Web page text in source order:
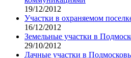
19/12/2012
Участки в охраняемом
16/12/2012
Земельные участки в
29/10/2012
Дачные участки в